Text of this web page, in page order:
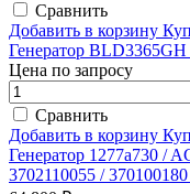
Сравнить
Добавить в корзину
Генератор
Цена по запросу
Сравнить
Добавить в корзину
Генератор 1277a730 /
3702110055 /